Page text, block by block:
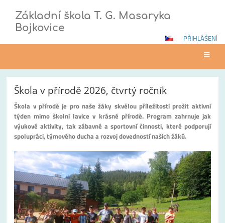
Základní škola T. G. Masaryka
Bojkovice
PŘIHLÁŠENÍ
Škola&nbsp;v&nbsp;přírodě&nbsp;2026
Základní
škola
T.
Masaryka,
Bojkovice,
okres
Uherské
Hradiště
Škola v přírodě 2026, čtvrtý ročník
Škola v přírodě je pro naše žáky skvělou příležitostí prožit aktivní
týden mimo školní lavice v krásné přírodě. Program zahrnuje jak
výukové aktivity, tak zábavné a sportovní činnosti, které podporují
spolupráci, týmového ducha a rozvoj dovedností našich žáků.